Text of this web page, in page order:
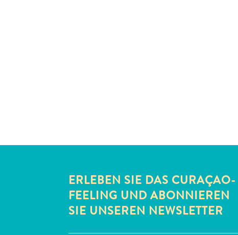
ERLEBEN SIE DAS CURAÇAO-
FEELING UND ABONNIEREN
SIE UNSEREN NEWSLETTER